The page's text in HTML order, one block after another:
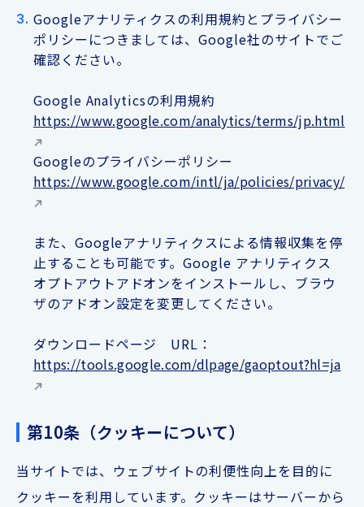
Googleアナリティクスの利用規約とプライバシー
ポリシーにつきましては、Google社のサイトでご
確認ください。
Google Analyticsの利用規約
https://www.google.com/analytics/terms/jp.html
Googleのプライバシーポリシー
https://www.google.com/intl/ja/policies/privacy/
また、Googleアナリティクスによる情報収集を停
止することも可能です。Google アナリティクス
オプトアウトアドオンをインストールし、ブラウ
ザのアドオン設定を変更してください。
ダウンロードページ URL：
https://tools.google.com/dlpage/gaoptout?hl=ja
第10条（クッキーについて）
当サイトでは、ウェブサイトの利便性向上を目的に
クッキーを利用しています。クッキーはサーバーから